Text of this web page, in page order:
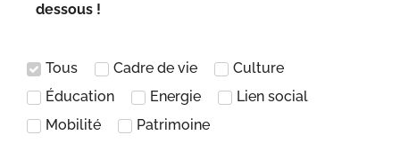
dessous !
Tous Cadre de vie
Culture
Éducation
Energie
Lien social
Mobilité
Patrimoine